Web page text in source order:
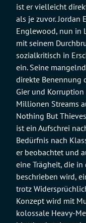
ist er vielleicht
als je zuvor. Jordan
Englewood, nun in
mit seinem
sozialkritisch in
ein. Seine
direkte Benennung
Gier und
Millionen Streams
Nothing But
ist ein Aufschrei
Bedürfnis nach
er beobachtet und
eine Trägheit, die
beschrieben wird,
trotz
Konzept wird mit
kolossale Heavy-